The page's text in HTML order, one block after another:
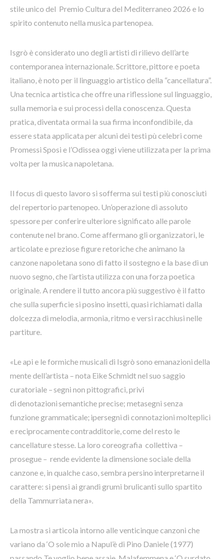
stile unico del Premio Cultura del Mediterraneo 2026 e lo
spirito contenuto nella musica partenopea.
Isgrò è considerato uno degli artisti di rilievo dell’arte
contemporanea internazionale. Scrittore, pittore e poeta
italiano, è noto per il linguaggio artistico della “cancellatura”.
Una tecnica artistica che offre una riflessione sul linguaggio,
sulla memoria e sui processi della conoscenza. Questa
pratica, diventata ormai la sua firma inconfondibile, da
essere stata applicata per alcuni dei testi pù celebri come
Promessi Sposi e l’Odissea oggi viene utilizzata per la prima
volta per la musica napoletana.
Il focus di questo lavoro si sofferma sui testi più conosciuti
del repertorio partenopeo. Un’operazione di assoluto
spessore per conferire ulteriore significato alle parole
contenute nel brano. Come affermano gli organizzatori, le
articolate e preziose figure retoriche che animano la
canzone napoletana sono di fatto il sostegno e la base di un
nuovo segno, che l’artista utilizza con una forza poetica
originale. A rendere il tutto ancora più suggestivo è il fatto
che sulla superficie si posino insetti, quasi richiamati dalla
dolcezza di melodia, armonia, ritmo e versi racchiusi nelle
partiture.
«Le api e le formiche musicali di Isgrò sono emanazioni della
mente dell’artista – nota Eike Schmidt nel suo saggio
curatoriale – segni non pittografici, privi
di denotazioni semantiche precise; metasegni senza
funzione grammaticale; ipersegni di connotazioni molteplici
e reciprocamente contradditorie, come del resto le
cancellature stesse. La loro coreografia collettiva –
prosegue – rende evidente la dimensione sociale della
canzone e, in qualche caso, sembra persino interpretarne il
carattere: si pensi ai grandi grumi brulicanti sullo spartito
della Tammurriata nera».
La mostra si articola intorno alle venticinque canzoni che
variano da ‘O sole mio a Napul’è di Pino Daniele (1977)